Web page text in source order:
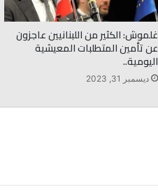
غلموش: الكثير من اللبنانيين عاجزون
عن تأمين المتطلبات المعيشية
اليومية..
ديسمبر 31, 2023